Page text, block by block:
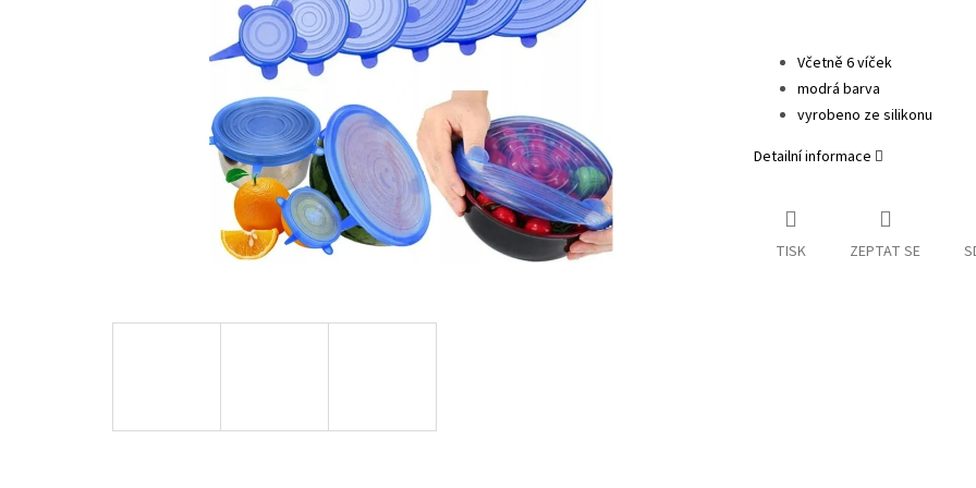
Včetně 6 víček
modrá barva
vyrobeno ze silikonu
Detailní informace
TISK ZEPTAT SE